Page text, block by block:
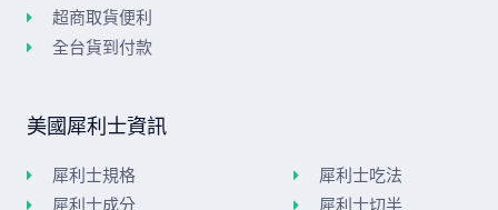
超商取貨便利
全台貨到付款
美國犀利士資訊
犀利士規格
犀利士成分
犀利士吃法
犀利士切半